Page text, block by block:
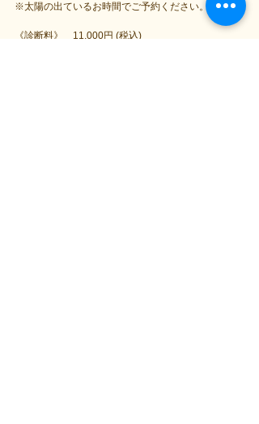
※太陽の出ているお時間でご予約ください。
《診断料》　11,000円 (税込)